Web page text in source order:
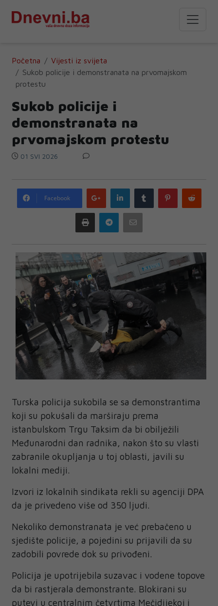
Početna
Vijesti iz svijeta
Sukob policije i demonstranata na prvomajskom
protestu
Sukob policije i
demonstranata na
prvomajskom protestu
01 SVI 2026
Facebook
Google
plus
LinkedIn Tumblr Pinterest
Print Telegram
Turska policija sukobila se sa demonstrantima
koji su pokušali da marširaju prema
istanbulskom Trgu Taksim da bi obilježili
Međunarodni dan radnika, nakon što su vlasti
zabranile okupljanja u toj oblasti, javili su
lokalni mediji.
Izvori iz lokalnih sindikata rekli su agenciji DPA
da je privedeno više od 350 ljudi.
Nekoliko demonstranata je već prebačeno u
sjedište policije, a pojedini su prijavili da su
zadobili povrede dok su privođeni.
Policija je upotrijebila suzavac i vodene topove
da bi rastjerala demonstrante. Blokirani su
putevi u centralnim četvrtima Mečidijekoj i